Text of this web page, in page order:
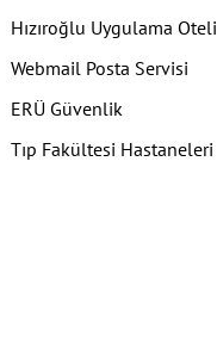
Hızıroğlu Uygulama Oteli
Webmail Posta Servisi
ERÜ Güvenlik
Tıp Fakültesi Hastaneleri